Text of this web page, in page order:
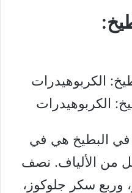
الكربوهيدرات
في البطيخ هي في
من الألياف. نصف
وربع سكر جلوكوز،